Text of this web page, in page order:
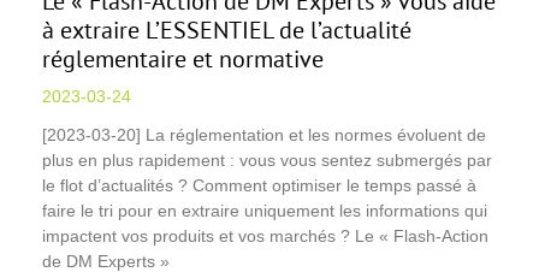
à extraire L’ESSENTIEL de l’actualité
réglementaire et normative
2023-03-24
[2023-03-20] La réglementation et les normes évoluent de
plus en plus rapidement : vous vous sentez submergés par
le flot d’actualités ? Comment optimiser le temps passé à
faire le tri pour en extraire uniquement les informations qui
impactent vos produits et vos marchés ? Le « Flash-Action
de DM Experts »